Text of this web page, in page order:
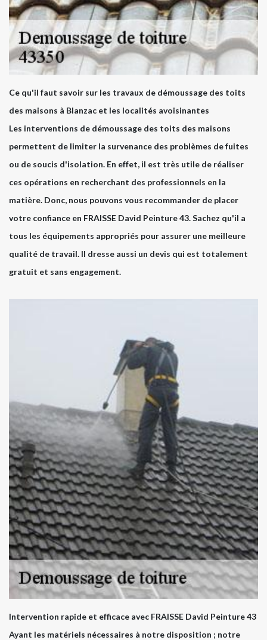
Ce qu'il faut savoir sur les travaux de démoussage des toits
des maisons à Blanzac et les localités avoisinantes
Les interventions de démoussage des toits des maisons
permettent de limiter la survenance des problèmes de fuites
ou de soucis d'isolation. En effet, il est très utile de réaliser
ces opérations en recherchant des professionnels en la
matière. Donc, nous pouvons vous recommander de placer
votre confiance en FRAISSE David Peinture 43. Sachez qu'il a
tous les équipements appropriés pour assurer une meilleure
qualité de travail. Il dresse aussi un devis qui est totalement
gratuit et sans engagement.
Intervention rapide et efficace avec FRAISSE David Peinture 43
Ayant les matériels nécessaires à notre disposition ; notre